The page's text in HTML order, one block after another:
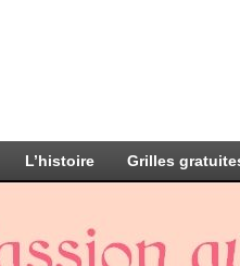
L’histoire Grilles